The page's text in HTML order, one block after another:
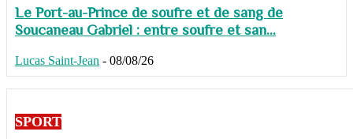
Le Port-au-Prince de soufre et de sang de
Soucaneau Gabriel : entre soufre et san...
Lucas Saint-Jean - 08/08/26
SPORT